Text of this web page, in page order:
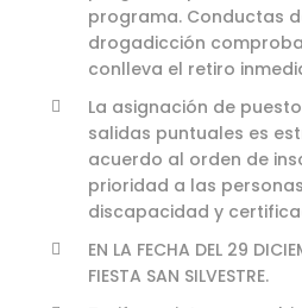
programa. Conductas
drogadicción
conlleva el retiro
La asignación de
salidas puntuales es
acuerdo al orden de
prioridad a las
discapacidad y
EN LA FECHA DEL 29
FIESTA SAN SILVESTRE.